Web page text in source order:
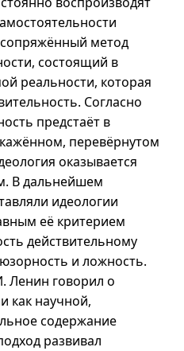
метод
состоящий в
реальности, которая
Согласно
предстаёт в
перевёрнутом
оказывается
В дальнейшем
идеологии
её критерием
действительному
и ложность.
Ленин говорил о
как научной,
содержание
развивал